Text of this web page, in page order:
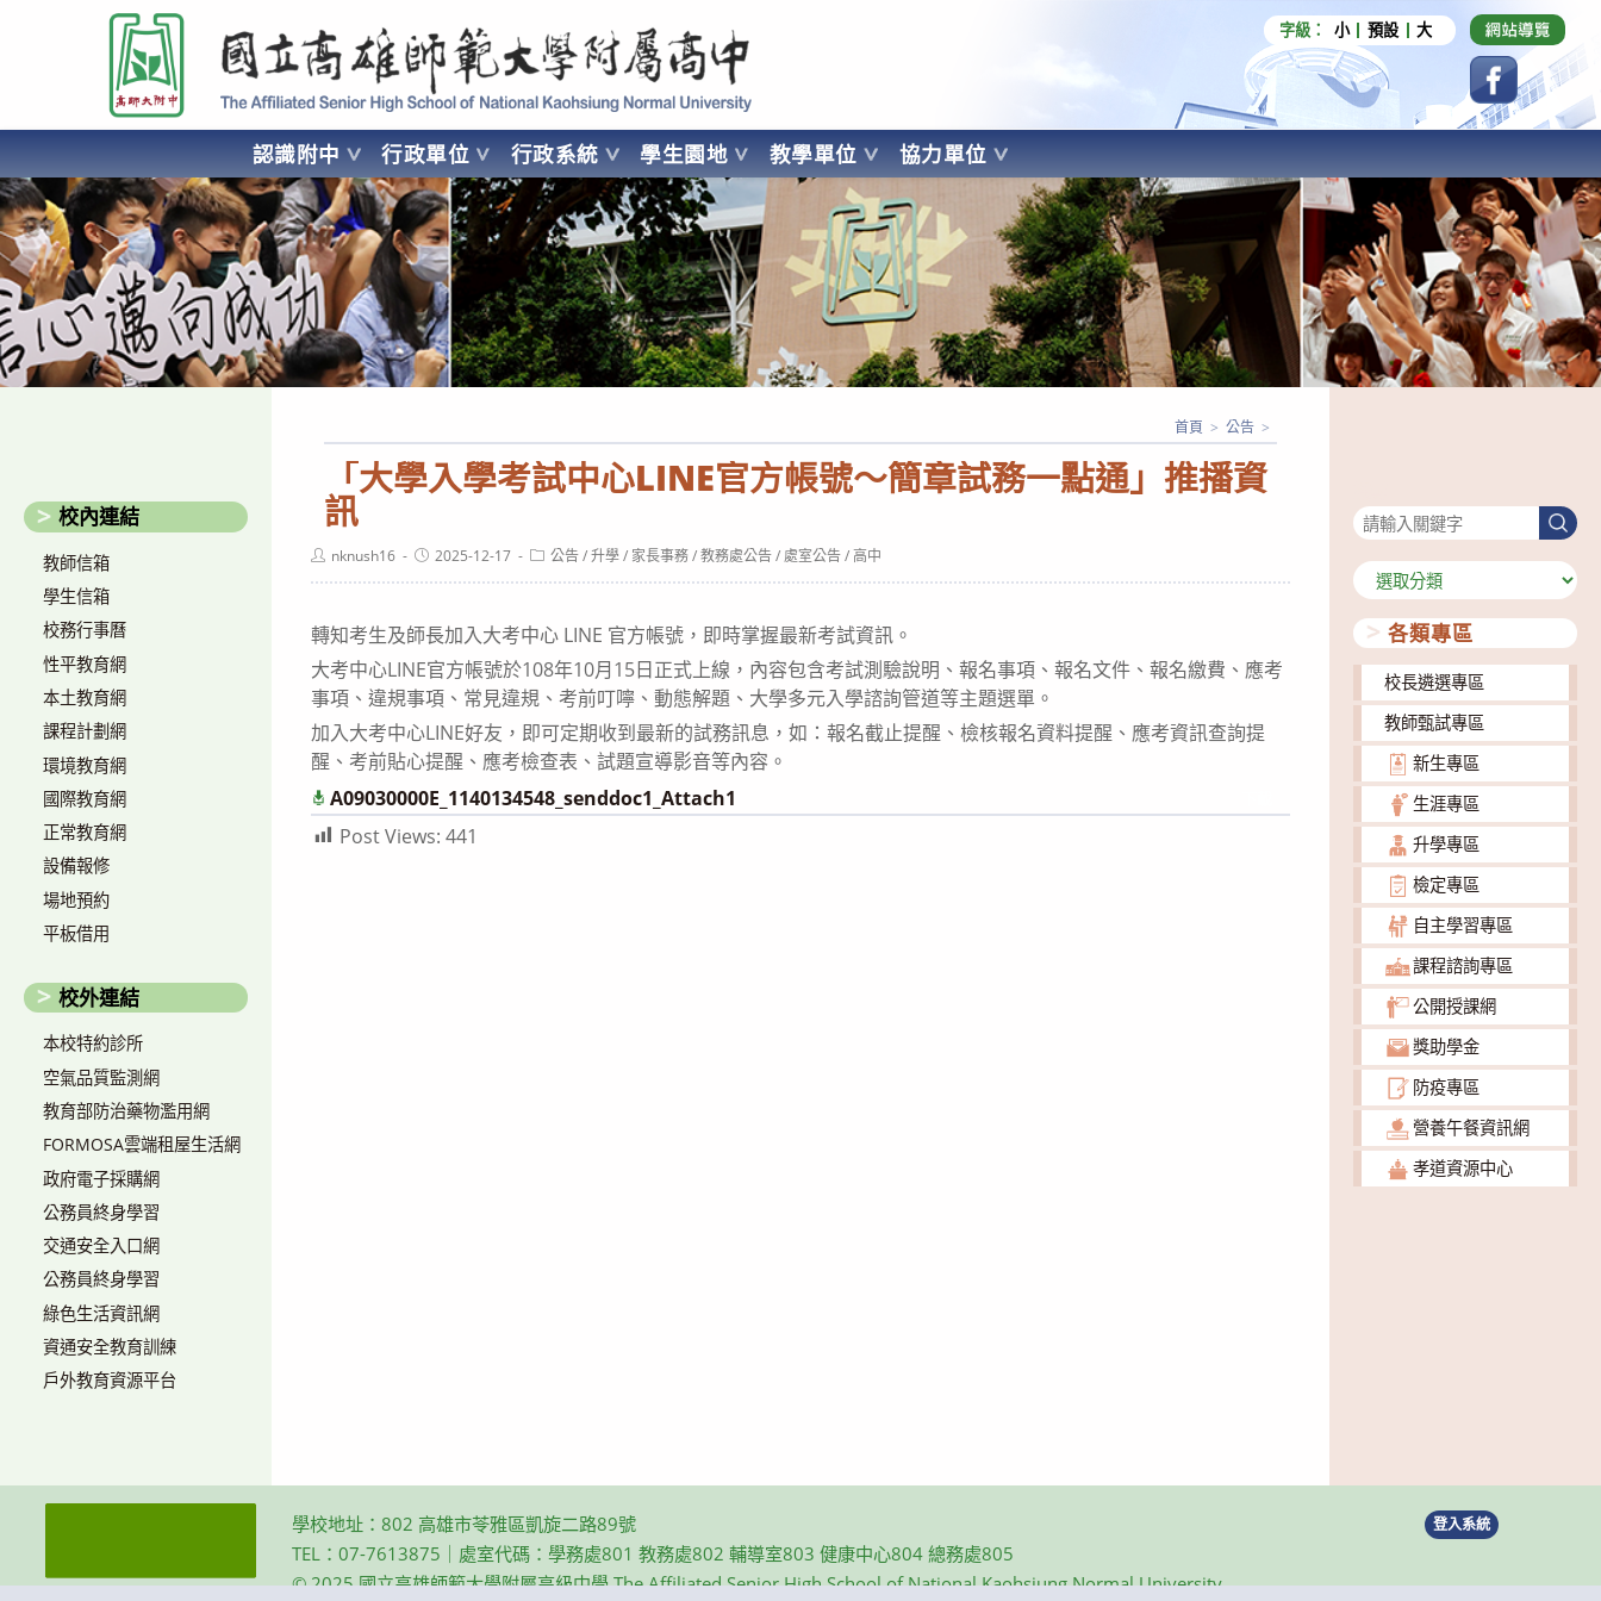
要
容
國立高雄師範大學附屬高級中學 Affiliated Senior High School of National Kaohsiung Normal University
字級： 小 預設 大
認識附中 行政單位 行政系統 學生園地 教學單位 協力單位
AFFILIATED SENIOR HIGH SCHOOL OF NATIONAL KAOHSIUNG NORMAL UNIVERSITY
「大學入學考試中心LINE官方帳號～簡章試務一點通」推播資
訊
首頁 > 公告 >
Postnknush16
Post2025-12-17
Post公告 / 升學 / 家長事務 / 教務處公告 / 處室公告 / 高中
轉知考生及師長加入大考中心 LINE 官方帳號，即時掌握最新考試資訊。
大考中心LINE官方帳號於108年10月15日正式上線，內容包含考試測驗說明、報名事項、報名文件、報名繳費、應考
事項、違規事項、常見違規、考前叮嚀、動態解題、大學多元入學諮詢管道等主題選單。
加入大考中心LINE好友，即可定期收到最新的試務訊息，如：報名截止提醒、檢核報名資料提醒、應考資訊查詢提
醒、考前貼心提醒、應考檢查表、試題宣導影音等內容。
A09030000E_1140134548_senddoc1_Attach1
Post Views: 441
校內連結
教師信箱
學生信箱
校務行事曆
性平教育網
本土教育網
課程計劃網
環境教育網
國際教育網
正常教育網
設備報修
場地預約
平板借用
校外連結
本校特約診所
空氣品質監測網
教育部防治藥物濫用網
FORMOSA雲端租屋生活網
政府電子採購網
公務員終身學習
交通安全入口網
公務員終身學習
綠色生活資訊網
資通安全教育訓練
戶外教育資源平台
搜
尋
分
類
各類專區
校長遴選專區
教師甄試專區
新生專區
生涯專區
升學專區
檢定專區
自主學習專區
課程諮詢專區
公開授課網
獎助學金
防疫專區
營養午餐資訊網
孝道資源中心
學校地址：802 高雄市苓雅區凱旋二路89號
TEL：07-7613875｜處室代碼：學務處801 教務處802 輔導室803 健康中心804 總務處805
© 2025 國立高雄師範大學附屬高級中學 The Affiliated Senior High School of National Kaohsiung Normal University
登入系統